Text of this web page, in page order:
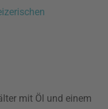
mit Öl und einem